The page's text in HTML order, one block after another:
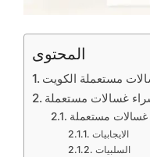
المحتوى
مستعملة الكويت
غسالات مستعملة
مستعملة
الايجابيات
السلبيات